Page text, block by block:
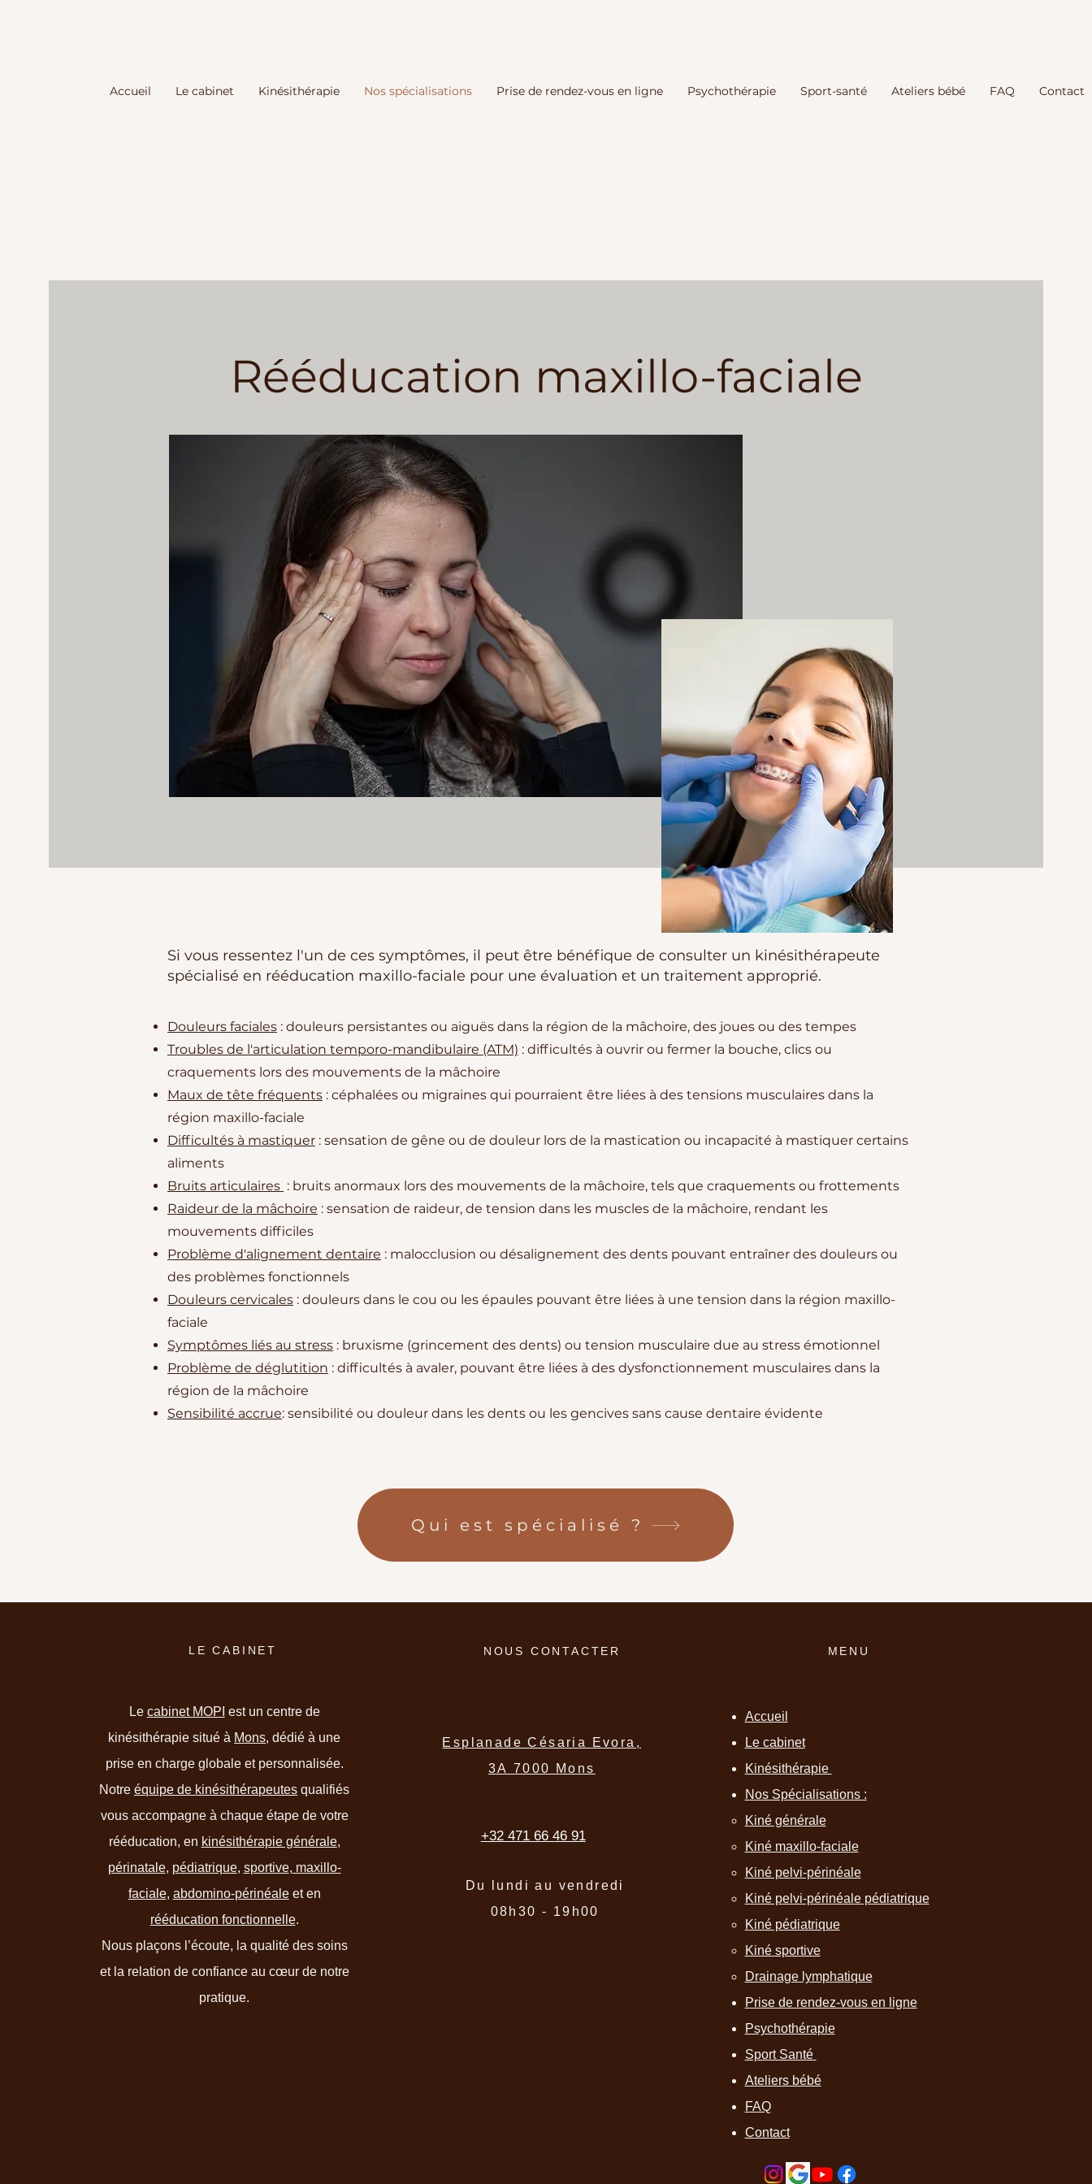
Accueil Le cabinet Kinésithérapie Nos spécialisations Prise de rendez-vous en ligne Psychothérapie Sport-santé Ateliers bébé FAQ Contact
Rééducation maxillo-faciale
Si vous ressentez l'un de ces symptômes, il peut être bénéfique de consulter un kinésithérapeute
spécialisé en rééducation maxillo-faciale pour une évaluation et un traitement approprié.
Douleurs faciales : douleurs persistantes ou aiguës dans la région de la mâchoire, des joues ou des tempes
Troubles de l'articulation temporo-mandibulaire (ATM) : difficultés à ouvrir ou fermer la bouche, clics ou
craquements lors des mouvements de la mâchoire
Maux de tête fréquents : céphalées ou migraines qui pourraient être liées à des tensions musculaires dans la
région maxillo-faciale
Difficultés à mastiquer : sensation de gêne ou de douleur lors de la mastication ou incapacité à mastiquer certains
aliments
Bruits articulaires : bruits anormaux lors des mouvements de la mâchoire, tels que craquements ou frottements
Raideur de la mâchoire : sensation de raideur, de tension dans les muscles de la mâchoire, rendant les
mouvements difficiles
Problème d'alignement dentaire : malocclusion ou désalignement des dents pouvant entraîner des douleurs ou
des problèmes fonctionnels
Douleurs cervicales : douleurs dans le cou ou les épaules pouvant être liées à une tension dans la région maxillo-
faciale
Symptômes liés au stress : bruxisme (grincement des dents) ou tension musculaire due au stress émotionnel
Problème de déglutition : difficultés à avaler, pouvant être liées à des dysfonctionnement musculaires dans la
région de la mâchoire
Sensibilité accrue: sensibilité ou douleur dans les dents ou les gencives sans cause dentaire évidente
Qui est spécialisé ?
LE CABINET
Le cabinet MOPI est un centre de
kinésithérapie situé à Mons, dédié à une
prise en charge globale et personnalisée.
Notreéquipe de kinésithérapeutes qualifiés
vous accompagne à chaque étape de votre
rééducation, en kinésithérapie générale,
périnatale, pédiatrique, sportive, maxillo-
faciale, abdomino-périnéaleet en
rééducation fonctionnelle.
Nous plaçons l’écoute, la qualité des soins
et la relation de confiance au cœur de notre
pratique.
NOUS CONTACTER
Esplanade Césaria Evora,
3A7000 Mons
+32 471 66 46 91+
Du lundi au vendredi
08h30 - 19h00
MENU
Accueil
Le cabinet
Kinésithérapie
Nos Spécialisations :
Kiné générale​
Kiné maxillo-faciale
Kiné pelvi-périnéale
Kiné pelvi-périnéale pédiatrique
Kiné pédiatrique
Kiné sportive
Drainage lymphatique
Prise de rendez-vous en ligne
Psychothérapie
Sport Santé
Ateliers bébé
FAQ
Contact